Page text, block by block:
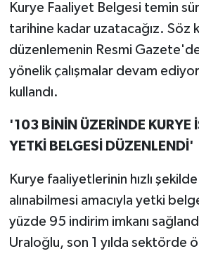
Kurye Faaliyet Belgesi temin
tarihine kadar uzatacağız. Söz
düzenlemenin Resmi Gazete'de
yönelik çalışmalar devam
kullandı.
'103 BİNİN ÜZERİNDE KURYE
YETKİ BELGESİ DÜZENLENDİ'
Kurye faaliyetlerinin hızlı şekilde
alınabilmesi amacıyla yetki
yüzde 95 indirim imkanı
Uraloğlu, son 1 yılda sektörde